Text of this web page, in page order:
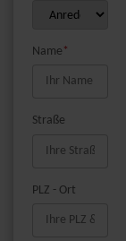
Name *
Straße
PLZ - Ort